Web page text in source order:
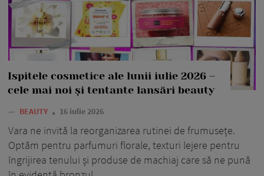
Ispitele cosmetice ale lunii iulie 2026 –
cele mai noi și tentante lansări beauty
— BEAUTY 16 iulie 2026
Vara ne invită la reorganizarea rutinei de frumusețe.
Optăm pentru parfumuri florale, texturi lejere pentru
îngrijirea tenului și produse de machiaj care să ne pună